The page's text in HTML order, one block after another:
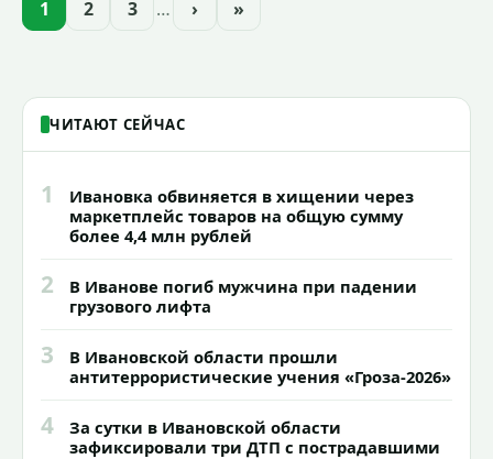
1 2 3 … › »
ЧИТАЮТ СЕЙЧАС
1
Ивановка обвиняется в хищении через
маркетплейс товаров на общую сумму
более 4,4 млн рублей
2
В Иванове погиб мужчина при падении
грузового лифта
3
В Ивановской области прошли
антитеррористические учения «Гроза-2026»
4
За сутки в Ивановской области
зафиксировали три ДТП с пострадавшими